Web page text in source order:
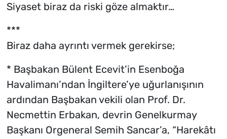
Siyaset biraz da riski göze almaktır…
***
Biraz daha ayrıntı vermek gerekirse;
* Başbakan Bülent Ecevit’in Esenboğa
Havalimanı’ndan İngiltere’ye uğurlanışının
ardından Başbakan vekili olan Prof. Dr.
Necmettin Erbakan, devrin Genelkurmay
Başkanı Orgeneral Semih Sancar’a, “Harekâtı